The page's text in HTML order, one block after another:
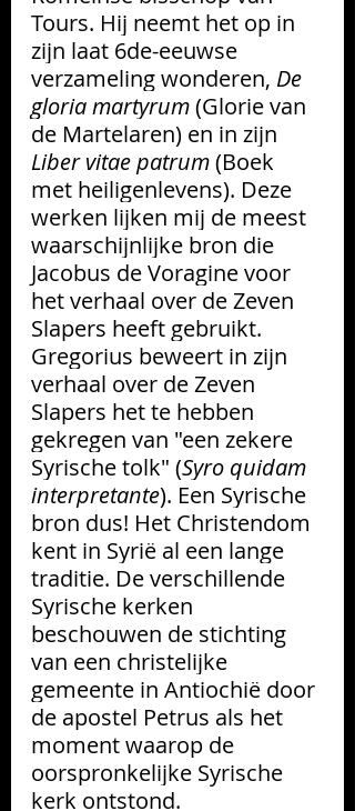
Tours. Hij neemt het op in
zijn laat 6de-eeuwse
verzameling wonderen, De
gloria martyrum (Glorie van
de Martelaren) en in zijn
Liber vitae patrum (Boek
met heiligenlevens). Deze
werken lijken mij de meest
waarschijnlijke bron die
Jacobus de Voragine voor
het verhaal over de Zeven
Slapers heeft gebruikt.
Gregorius beweert in zijn
verhaal over de Zeven
Slapers het te hebben
gekregen van "een zekere
Syrische tolk" (Syro quidam
interpretante). Een Syrische
bron dus! Het Christendom
kent in Syrië al een lange
traditie. De verschillende
Syrische kerken
beschouwen de stichting
van een christelijke
gemeente in Antiochië door
de apostel Petrus als het
moment waarop de
oorspronkelijke Syrische
kerk ontstond.